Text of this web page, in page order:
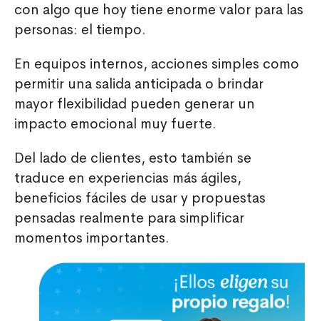
con algo que hoy tiene enorme valor para las
personas: el tiempo.
En equipos internos, acciones simples como
permitir una salida anticipada o brindar
mayor flexibilidad pueden generar un
impacto emocional muy fuerte.
Del lado de clientes, esto también se
traduce en experiencias más ágiles,
beneficios fáciles de usar y propuestas
pensadas realmente para simplificar
momentos importantes.